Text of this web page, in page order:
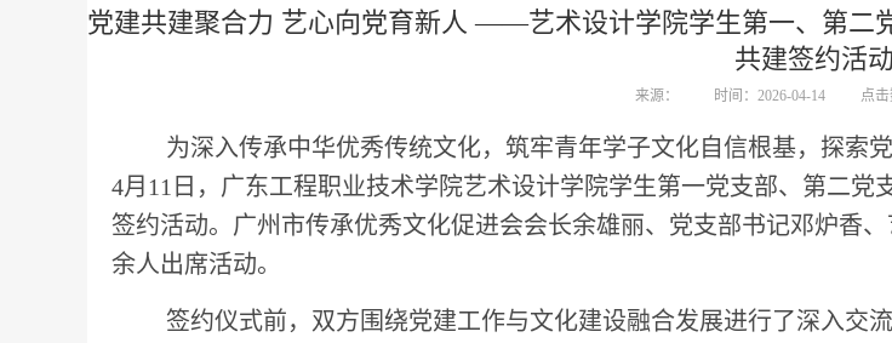
党建共建聚合力 艺心向党育新人 ——艺术设计学院学生第一、第二
共建签约活动
来源： 时间：2026-04-14 点击
为深入传承中华优秀传统文化，筑牢青年学子文化自信根基，探索
4月11日，广东工程职业技术学院艺术设计学院学生第一党支部、第二
签约活动。广州市传承优秀文化促进会会长余雄丽、党支部书记邓炉香
余人出席活动。
签约仪式前，双方围绕党建工作与文化建设融合发展进行了深入交